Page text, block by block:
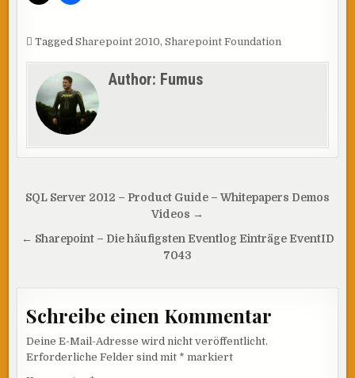
TaggedSharepoint 2010,Sharepoint Foundation
Author: Fumus
Beitragsnavigation
SQL Server 2012 – Product Guide – Whitepapers Demos
Videos →
← Sharepoint – Die häufigsten Eventlog Einträge EventID
7043
Schreibe einen Kommentar
Deine E-Mail-Adresse wird nicht veröffentlicht.
Erforderliche Felder sind mit * markiert